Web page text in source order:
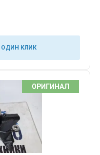
ОДИН КЛИК
ОРИГИНАЛ